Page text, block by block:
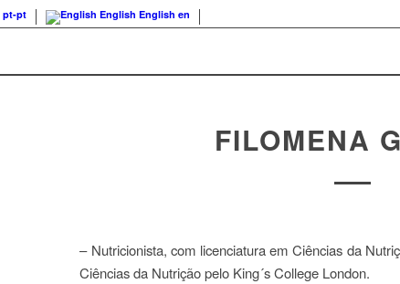
pt-pt English English en
FILOMENA
– Nutricionista, com licenciatura em Ciências da
Ciências da Nutrição pelo King´s College London.